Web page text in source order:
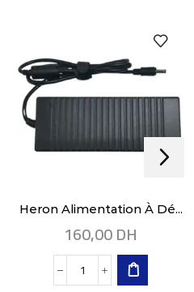
Heron Alimentation À Dé...
160,00DH